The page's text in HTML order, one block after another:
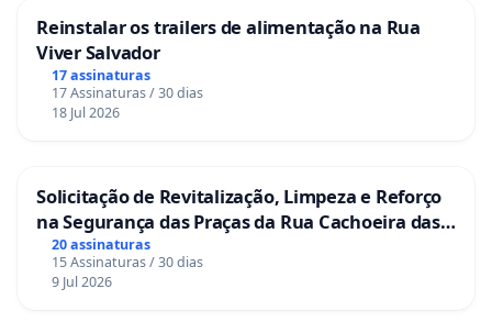
Reinstalar os trailers de alimentação na Rua
Viver Salvador
17 assinaturas
17 Assinaturas / 30 dias
18 Jul 2026
Solicitação de Revitalização, Limpeza e Reforço
na Segurança das Praças da Rua Cachoeira das
Sete Ilhas
20 assinaturas
15 Assinaturas / 30 dias
9 Jul 2026